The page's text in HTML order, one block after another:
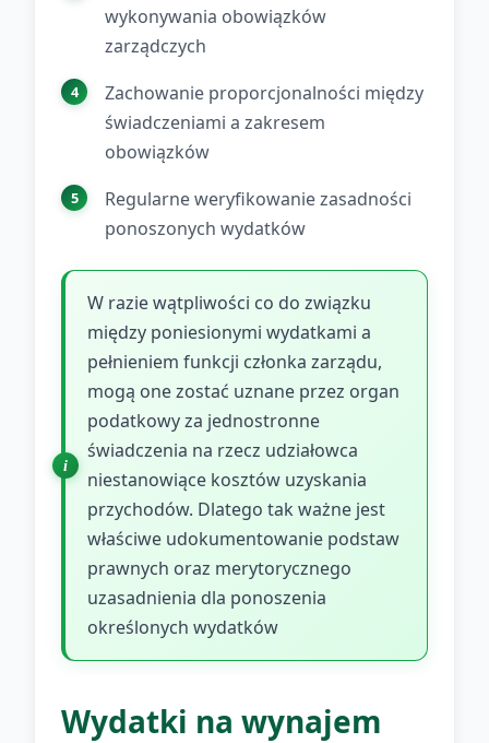
wykonywania obowiązków
zarządczych
Zachowanie proporcjonalności między
świadczeniami a zakresem
obowiązków
Regularne weryfikowanie zasadności
ponoszonych wydatków
W razie wątpliwości co do związku
między poniesionymi wydatkami a
pełnieniem funkcji członka zarządu,
mogą one zostać uznane przez organ
podatkowy za jednostronne
świadczenia na rzecz udziałowca
niestanowiące kosztów uzyskania
przychodów. Dlatego tak ważne jest
właściwe udokumentowanie podstaw
prawnych oraz merytorycznego
uzasadnienia dla ponoszenia
określonych wydatków
Wydatki na wynajem